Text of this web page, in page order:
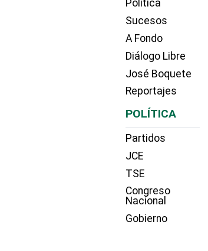
Política
Sucesos
A Fondo
Diálogo Libre
José Boquete
Reportajes
POLÍTICA
Partidos
JCE
TSE
Congreso
Nacional
Gobierno